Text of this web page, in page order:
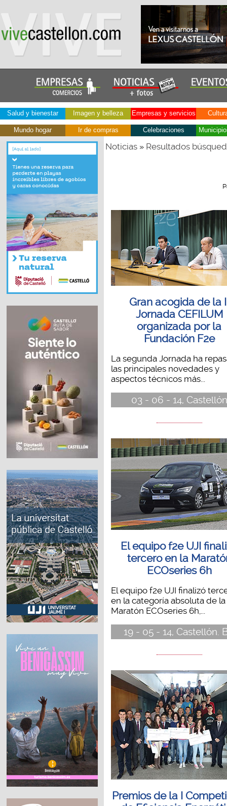
Salud y bienestar Imagen y belleza Empresas y servicios
Mundo hogar Ir de compras Celebraciones
Noticias» Resultados
Gran acogida de la
Jornada CEFILUM
organizada por la
Fundación F2e
La segunda Jornada ha
las principales novedades y
aspectos técnicos más...
03 - 06 - 14, Castellón
El equipo f2e UJI
tercero en la
ECOseries 6h
El equipo f2e UJI finalizó
en la categoría absoluta de la
Maratón ECOseries 6h,...
19 - 05 - 14, Castellón.
Premios de la I